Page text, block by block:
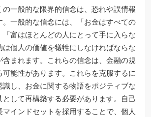
の一般的な限界的信念は、恐れや誤情報
一般的な信念には、「お金はすべての
富はほとんどの人にとって手に入らな
は個人の価値を犠牲にしなければならな
含まれます。これらの信念は、金融の規
能性があります。これらを克服するに
識し、お金に関する物語をポジティブな
して再構築する必要があります。自己
インドセットを採用することで、個人